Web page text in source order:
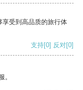
受到高品质的旅行体
支持[0] 反对[0]
。